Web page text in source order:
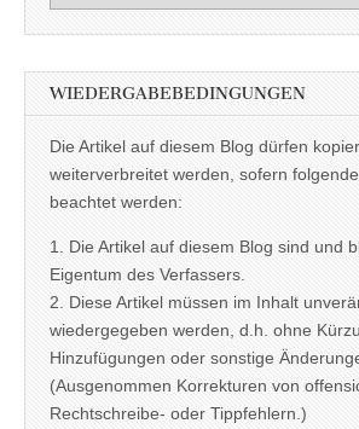
WIEDERGABEBEDINGUNGEN
Die Artikel auf diesem Blog dürfen
weiterverbreitet werden, sofern
beachtet werden:
1. Die Artikel auf diesem Blog sind und
Eigentum des Verfassers.
2. Diese Artikel müssen im Inhalt
wiedergegeben werden, d.h. ohne
Hinzufügungen oder sonstige
(Ausgenommen Korrekturen von
Rechtschreibe- oder Tippfehlern.)